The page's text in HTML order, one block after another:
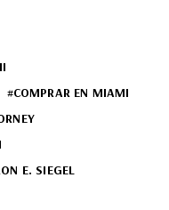
COMPRAR EN MIAMI
E. SIEGEL